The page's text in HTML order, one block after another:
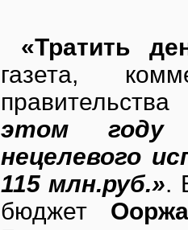
«Тратить
газета,
этом году
нецелевого
115 млн.руб.».
бюджет